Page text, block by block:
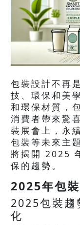
包裝設計不再
技、環保和美
和環保材質，
消費者帶來驚
裝展會上，永
包裝等未來主
將揭開 2025
保的趨勢。
2025年包
2025包裝趨
化